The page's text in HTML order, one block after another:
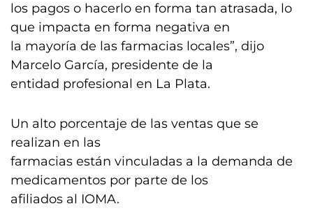
los pagos o hacerlo en forma tan atrasada, lo
que impacta en forma negativa en
la mayoría de las farmacias locales”, dijo
Marcelo García, presidente de la
entidad profesional en La Plata.
Un alto porcentaje de las ventas que se
realizan en las
farmacias están vinculadas a la demanda de
medicamentos por parte de los
afiliados al IOMA.